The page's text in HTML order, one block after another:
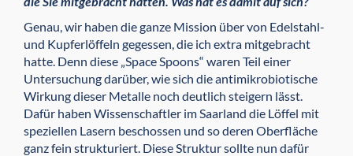
Genau, wir haben die ganze Mission über von Edelstahl-
und Kupferlöffeln gegessen, die ich extra mitgebracht
hatte. Denn diese „Space Spoons“ waren Teil einer
Untersuchung darüber, wie sich die antimikrobiotische
Wirkung dieser Metalle noch deutlich steigern lässt.
Dafür haben Wissenschaftler im Saarland die Löffel mit
speziellen Lasern beschossen und so deren Oberfläche
ganz fein strukturiert. Diese Struktur sollte nun dafür